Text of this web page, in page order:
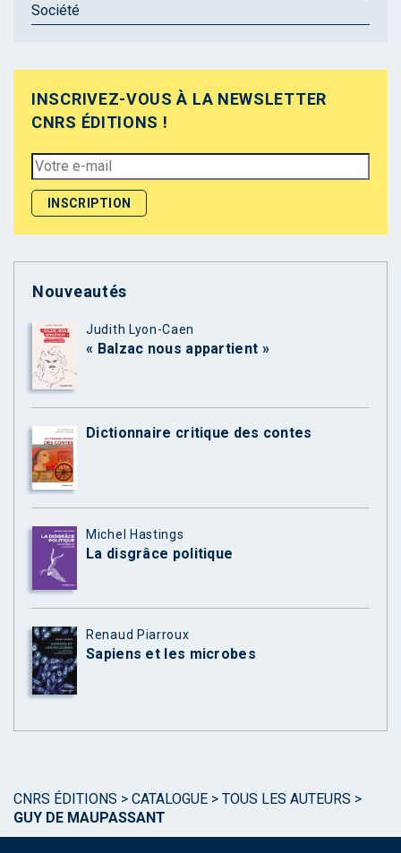
Société
INSCRIVEZ-VOUS À LA NEWSLETTER
CNRS ÉDITIONS !
Nouveautés
Judith Lyon-Caen
« Balzac nous appartient »
Dictionnaire critique des contes
Michel Hastings
La disgrâce politique
Renaud Piarroux
Sapiens et les microbes
CNRS ÉDITIONS > CATALOGUE > TOUS LES AUTEURS >
GUY DE MAUPASSANT